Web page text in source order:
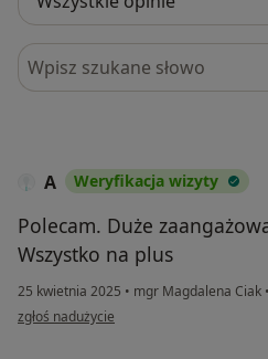
Szukaj w opiniach
A Weryfikacja wizyty
Polecam. Duże
Wszystko na plus
25 kwietnia 2025 • mgr Magdalena Ciak •
w opinii użytkownika A
zgłoś nadużycie